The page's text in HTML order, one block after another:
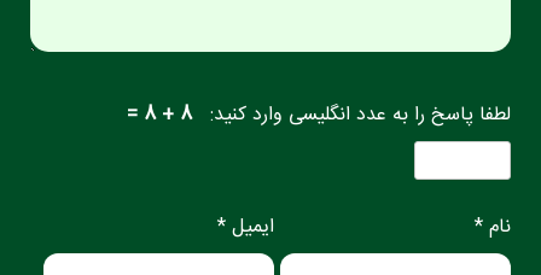
لطفا پاسخ را به عدد انگلیسی وارد کنید: 8 + 8 =
نام * ایمیل *